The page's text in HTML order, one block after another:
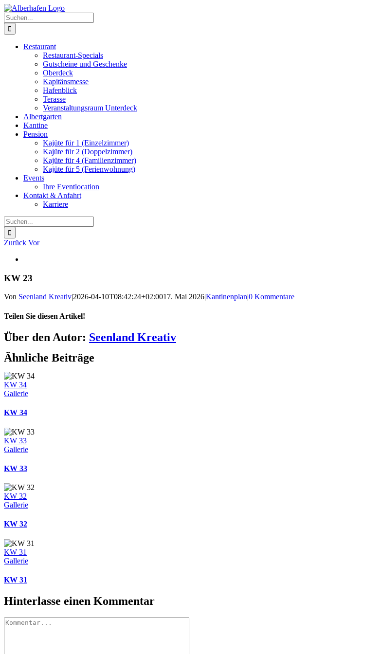
Zum
Inhalt
springen
Facebook
Twitter
Instagram
Pinterest
Suche
nach:
Restaurant
Restaurant-Specials
Gutscheine und Geschenke
Oberdeck
Kapitänsmesse
Hafenblick
Terasse
Veranstaltungsraum Unterdeck
Albertgarten
Kantine
Pension
Kajüte für 1 (Einzelzimmer)
Kajüte für 2 (Doppelzimmer)
Kajüte für 4 (Familienzimmer)
Kajüte für 5 (Ferienwohnung)
Events
Ihre Eventlocation
Kontakt & Anfahrt
Karriere
Suche
nach:
Zurück Vor
Bild
KW 23
Von Seenland Kreativ|2026-04-10T08:42:24+02:0017. Mai 2026|Kantinenplan|0 Kommentare
Teilen Sie diesen Artikel!
Facebook
Twitter
Reddit
LinkedIn
WhatsApp
Telegram
Tumblr
Pinterest
Vk
Xing
E-
Mail
Über den Autor: Seenland Kreativ
Ähnliche Beiträge
KW 34
Gallerie
KW 34
KW 33
Gallerie
KW 33
KW 32
Gallerie
KW 32
KW 31
Gallerie
KW 31
Hinterlasse einen Kommentar
Kommentar